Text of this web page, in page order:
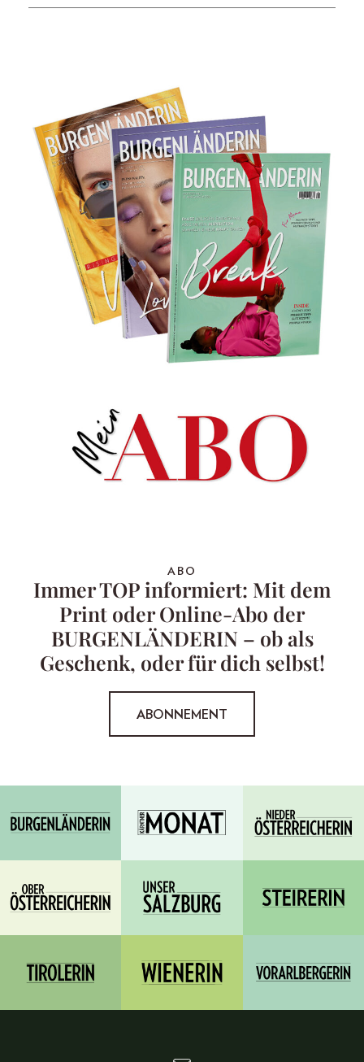
ABO
Immer TOP informiert: Mit dem
Print oder Online-Abo der
BURGENLÄNDERIN – ob als
Geschenk, oder für dich selbst!
ABONNEMENT